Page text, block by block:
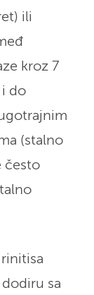
ili
kroz 7
i do
(stalno
često
dodiru sa